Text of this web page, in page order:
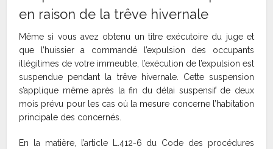
en raison de la trêve hivernale
Même si vous avez obtenu un titre exécutoire du juge et
que l’huissier a commandé l’expulsion des occupants
illégitimes de votre immeuble, l’exécution de l’expulsion est
suspendue pendant la trêve hivernale. Cette suspension
s’applique même après la fin du délai suspensif de deux
mois prévu pour les cas où la mesure concerne l’habitation
principale des concernés.
En la matière, l’article L.412-6 du Code des procédures